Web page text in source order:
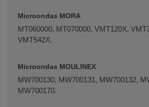
Microondas MORA
MT060000, MT070000, VMT120X,
VMT542X.
Microondas MOULINEX
MW700130, MW700131, MW700132,
MW700170.